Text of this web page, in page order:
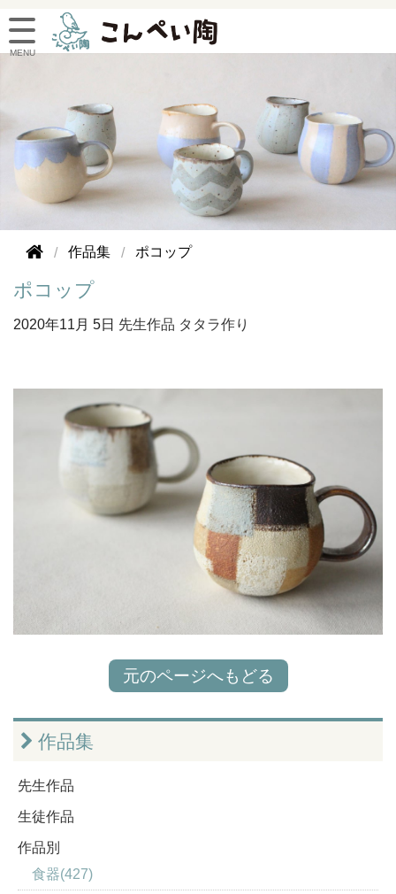
作品集 ポコップ
ポコップ
2020年11月 5日 先生作品 タタラ作り
元のページへもどる
作品集
先生作品
生徒作品
作品別
食器(427)